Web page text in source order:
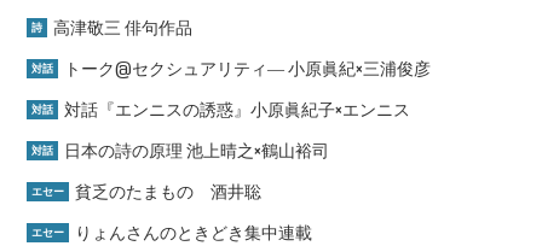
詩 高津敬三 俳句作品
対話 トーク@セクシュアリティ― 小原眞紀×三浦俊彦
対話 対話『エンニスの誘惑』小原眞紀子×エンニス
対話 日本の詩の原理 池上晴之×鶴山裕司
エセー 貧乏のたまもの 酒井聡
エセー りょんさんのときどき集中連載